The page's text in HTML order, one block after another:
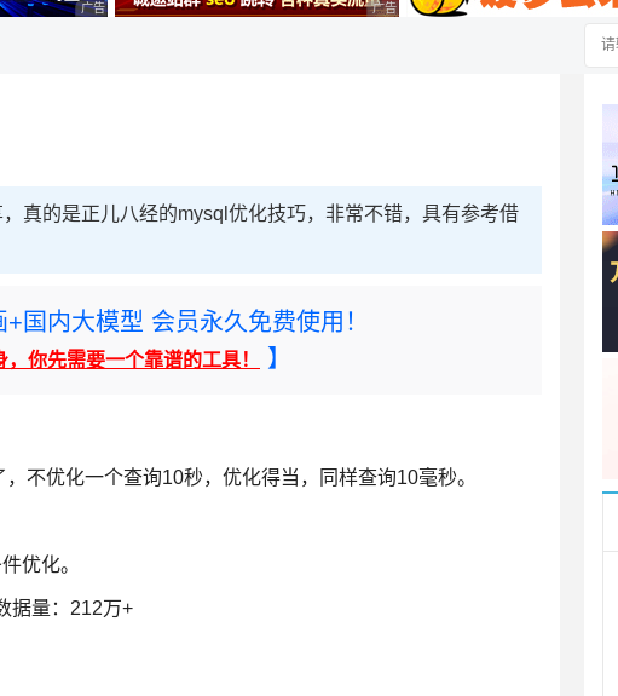
广告 商业广告，理性选择 广告 商业广告，理性选择
真的是正儿八经的mysql优化技巧，非常不错，具有参考借
国内大模型 会员永久免费使用！
你先需要一个靠谱的工具！ 】
不优化一个查询10秒，优化得当，同样查询10毫秒。
优化。
据量：212万+